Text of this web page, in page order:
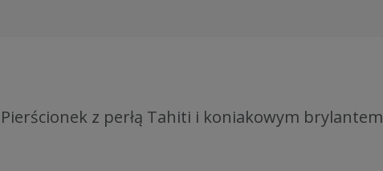
Pierścionek z perłą Tahiti i koniakowym brylantem